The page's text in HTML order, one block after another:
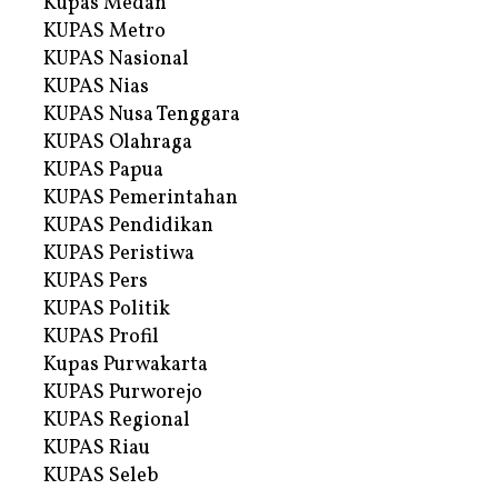
KUPAS Metro
KUPAS Nasional
KUPAS Nias
KUPAS Nusa Tenggara
KUPAS Olahraga
KUPAS Papua
KUPAS Pemerintahan
KUPAS Pendidikan
KUPAS Peristiwa
KUPAS Pers
KUPAS Politik
KUPAS Profil
Kupas Purwakarta
KUPAS Purworejo
KUPAS Regional
KUPAS Riau
KUPAS Seleb